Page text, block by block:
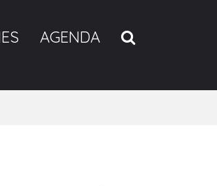
AGENDA